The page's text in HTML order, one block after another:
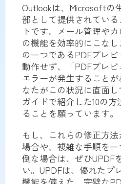
Outlookは、Microsoftの
部として提供されてい
トです。メール管理や
の機能を効率的にこな
の一つであるPDFプレビ
動作せず、「PDFプレビ
エラーが発生すること
なたがこの状況に直面
ガイドで紹介した10の
ることを願っています。
もし、これらの修正方
場合や、複雑な手順を
倒な場合は、ぜひUPDF
い。UPDFは、優れたプ
機能を備えた、完璧な